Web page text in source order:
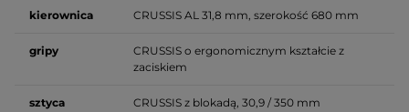
kierownica CRUSSIS AL 31,8 mm, szerokość 680 mm
gripy
CRUSSIS o ergonomicznym kształcie z
zaciskiem
sztyca CRUSSIS z blokadą, 30,9 / 350 mm